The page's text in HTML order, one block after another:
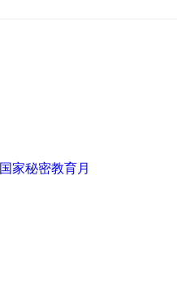
国家秘密教育月